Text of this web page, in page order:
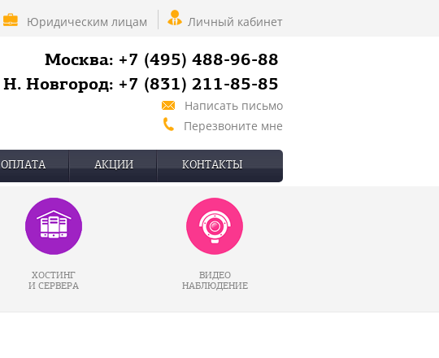
Юридическим лицам Личный кабинет
Москва: +7 (495) 488-96-88
Н. Новгород: +7 (831) 211-85-85
Написать письмо
Перезвоните мне
ОПЛАТА АКЦИИ КОНТАКТЫ
ХОСТИНГ
И СЕРВЕРА
ВИДЕО
НАБЛЮДЕНИЕ